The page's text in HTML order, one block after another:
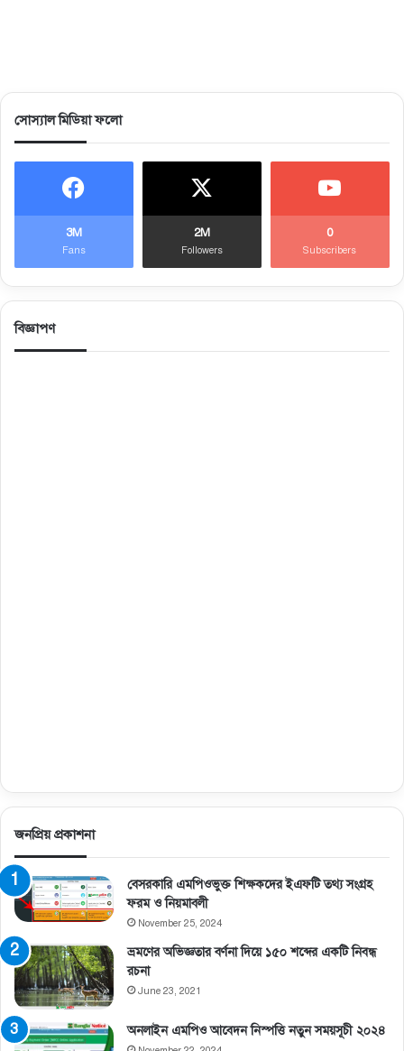
সোস্যাল মিডিয়া ফলো
3M
Fans
2M
Followers
0
Subscribers
বিজ্ঞাপণ
জনপ্রিয় প্রকাশনা
বেসরকারি এমপিওভুক্ত শিক্ষকদের ইএফটি তথ্য সংগ্রহ
ফরম ও নিয়মাবলী
November 25, 2024
ভ্রমণের অভিজ্ঞতার বর্ণনা দিয়ে ১৫০ শব্দের একটি নিবন্ধ
রচনা
June 23, 2021
অনলাইন এমপিও আবেদন নিস্পত্তি নতুন সময়সূচী ২০২৪